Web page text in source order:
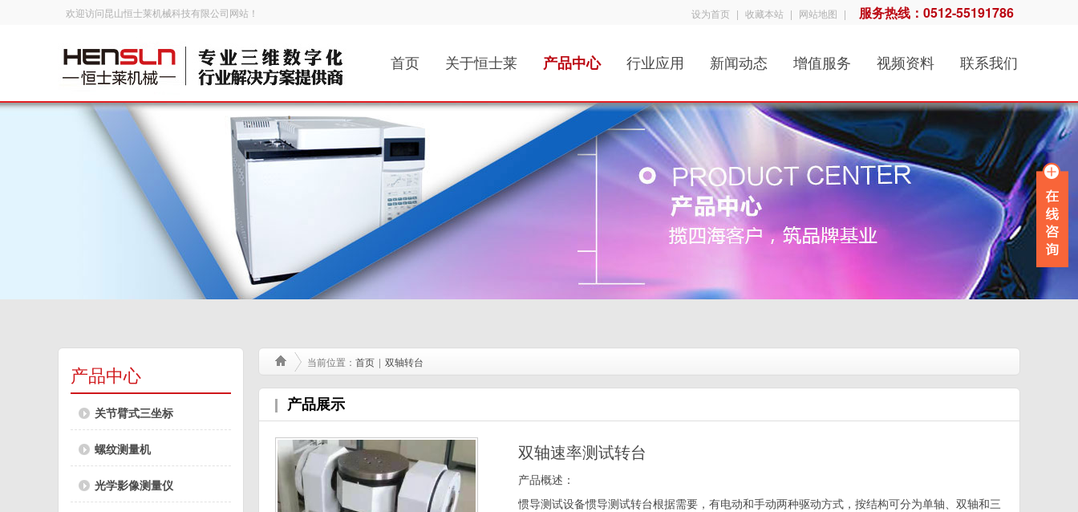
欢迎访问昆山恒士莱机械科技有限公司网站！ 设为首页 | 收藏本站 | 网站地图 | 服务热线：0512-55191786
首页 关于恒士莱 产品中心 行业应用 新闻动态 增值服务 视频资料 联系我们
产品中心
关节臂式三坐标
螺纹测量机
光学影像测量仪
当前位置： 首页 | 双轴转台
产品展示
双轴速率测试转台
产品概述：
惯导测试设备惯导测试转台根据需要，有电动和手动两种驱动方式，按结构可分为单轴、双轴和三